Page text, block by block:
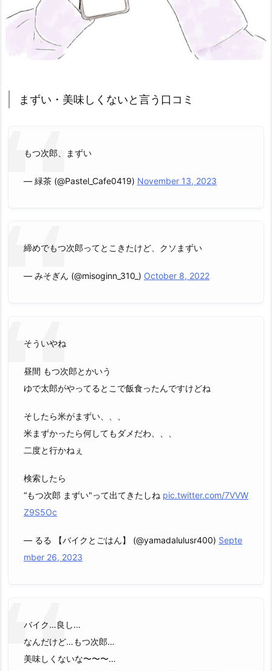
まずい・美味しくないと言う口コミ
もつ次郎、まずい
— 緑茶 (@Pastel_Cafe0419) November 13, 2023
締めでもつ次郎ってとこきたけど、クソまずい
— みそぎん (@misoginn_310_) October 8, 2022
そういやね
昼間 もつ次郎とかいう
ゆで太郎がやってるとこで飯食ったんですけどね
そしたら米がまずい、、、
米まずかったら何してもダメだわ、、、
二度と行かねぇ
検索したら
“もつ次郎 まずい"って出てきたしね pic.twitter.com/7VVW
Z9S5Oc
— るる 【バイクとごはん】 (@yamadalulusr400) Septe
mber 26, 2023
バイク…良し…
なんだけど…もつ次郎…
美味しくないな〜〜〜…